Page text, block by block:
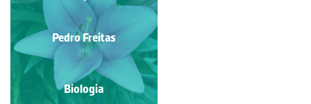
Paulo Talhadas dos Santos
Biologia
Pedro Freitas
Biologia